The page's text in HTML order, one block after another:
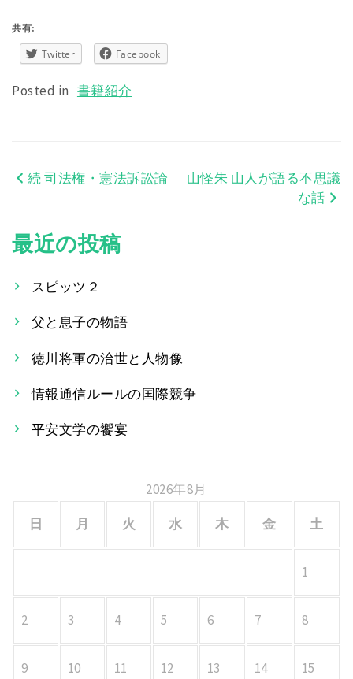
共有:
Twitter Facebook
Posted in 書籍紹介
投
ナ
ビ
シ
ョ
ン
続 司法権・憲法訴訟論
山怪朱 山人が語る不思議
な話
最近の投稿
スピッツ２
父と息子の物語
徳川将軍の治世と人物像
情報通信ルールの国際競争
平安文学の饗宴
2026年8月
日
月 火 水 木 金 土
1
2 3 4 5 6 7 8
9 10 11 12 13 14 15